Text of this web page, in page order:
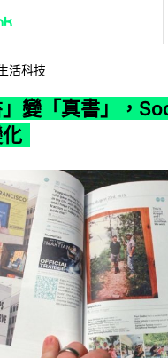
活科技
變「真書」，